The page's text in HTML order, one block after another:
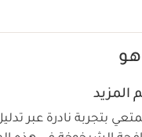
هو
المزيد
بتجربة نادرة عبر